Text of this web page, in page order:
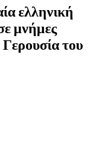
ελληνική
μνήμες
του